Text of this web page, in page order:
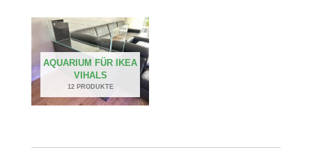
AQUARIUM FÜR IKEA
VIHALS
12 PRODUKTE